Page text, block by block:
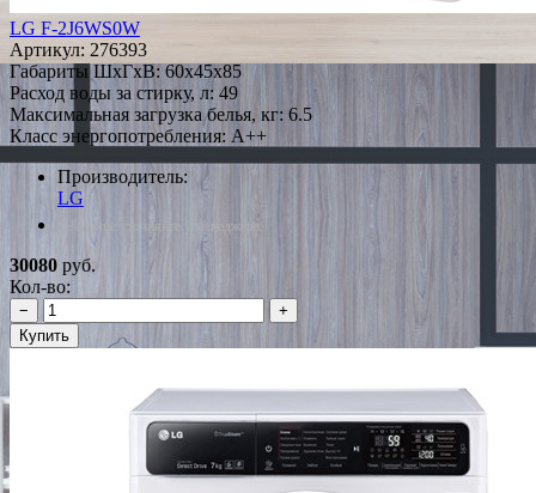
LG F-2J6WS0W
Артикул: 276393
Габариты ШxГxВ: 60x45x85
Расход воды за стирку, л: 49
Максимальная загрузка белья, кг: 6.5
Класс энергопотребления: A++
Производитель:
LG
*Наличие уточняйте у менеджера
30080 руб.
Кол-во:
−
+
Купить